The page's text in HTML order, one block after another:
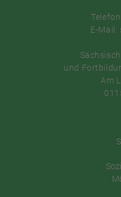
E-Mail:
und
Am